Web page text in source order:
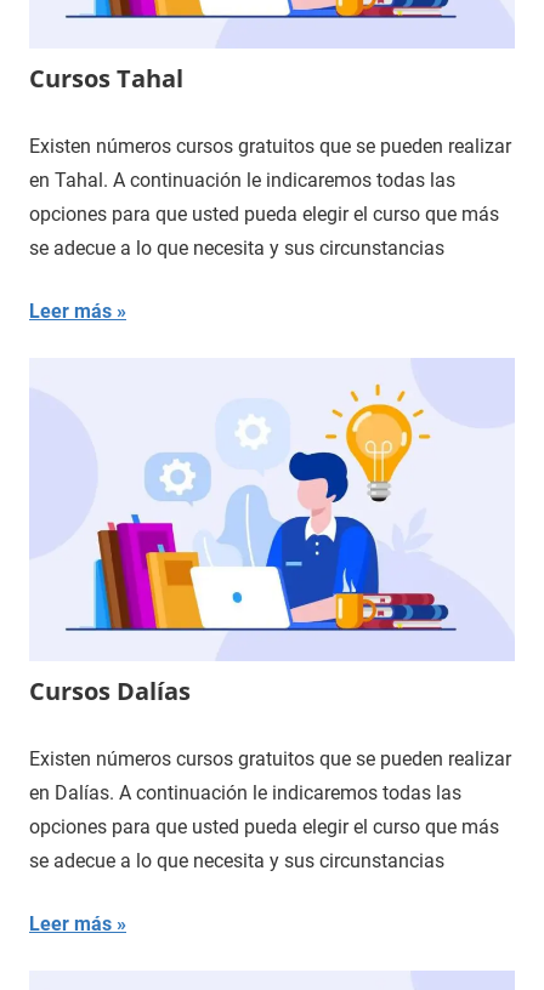
Cursos Tahal
Existen números cursos gratuitos que se pueden realizar
en Tahal. A continuación le indicaremos todas las
opciones para que usted pueda elegir el curso que más
se adecue a lo que necesita y sus circunstancias
Leer más
Cursos Dalías
Existen números cursos gratuitos que se pueden realizar
en Dalías. A continuación le indicaremos todas las
opciones para que usted pueda elegir el curso que más
se adecue a lo que necesita y sus circunstancias
Leer más